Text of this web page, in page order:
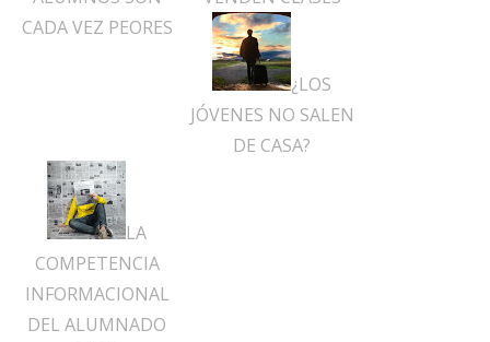
CADA VEZ PEORES
¿LOS
JÓVENES NO SALEN
DE CASA?
LA
COMPETENCIA
INFORMACIONAL
DEL ALUMNADO